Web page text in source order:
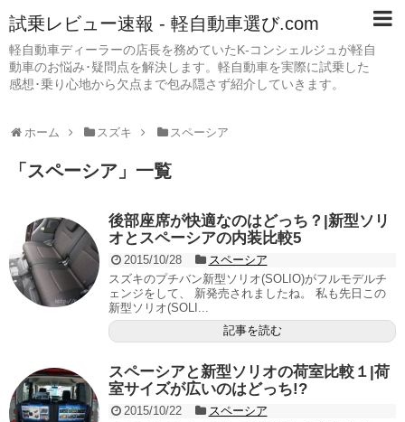
試乗レビュー速報 - 軽自動車選び.com
軽自動車ディーラーの店長を務めていたK-コンシェルジュが軽自
動車のお悩み･疑問点を解決します。軽自動車を実際に試乗した
感想･乗り心地から欠点まで包み隠さず紹介していきます。
ホーム スズキ スペーシア
「 スペーシア 」 一覧
後部座席が快適なのはどっち？|新型ソリ
オとスペーシアの内装比較5
2015/10/28
スペーシア
スズキのプチバン新型ソリオ(SOLIO)がフルモデルチ
ェンジをして、 新発売されましたね。 私も先日この
新型ソリオ(SOLI...
記事を読む
スペーシアと新型ソリオの荷室比較１|荷
室サイズが広いのはどっち!?
2015/10/22
スペーシア